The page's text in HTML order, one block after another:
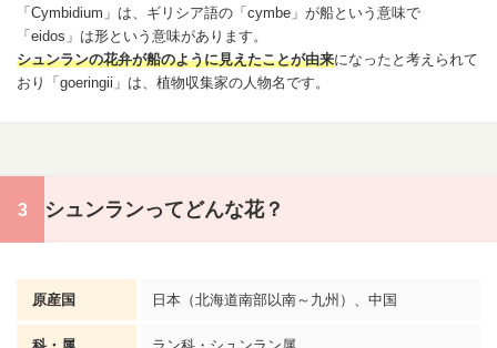
「Cymbidium」は、ギリシア語の「cymbe」が船という意味で
「eidos」は形という意味があります。
シュンランの花弁が船のように見えたことが由来になったと考えられて
おり「goeringii」は、植物収集家の人物名です。
シュンランってどんな花？
原産国 日本（北海道南部以南～九州）、中国